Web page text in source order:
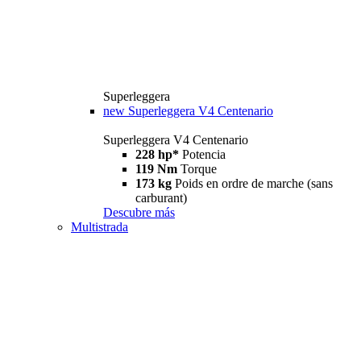
Superleggera
new Superleggera V4 Centenario
Superleggera V4 Centenario
228 hp* Potencia
119 Nm Torque
173 kg Poids en ordre de marche (sans
carburant)
Descubre más
Multistrada